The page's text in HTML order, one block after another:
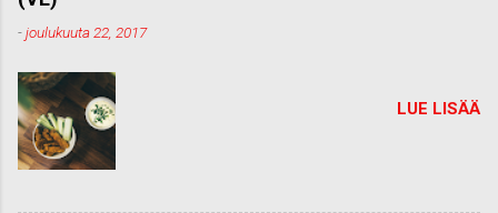
-joulukuuta 22, 2017
LUE LISÄÄ